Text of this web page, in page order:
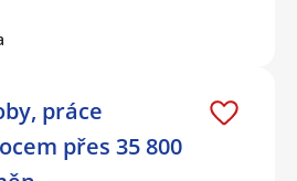
práce
přes 35 800